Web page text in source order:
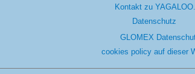
Kontakt zu
Datenschutz
GLOMEX
cookies policy auf dieser